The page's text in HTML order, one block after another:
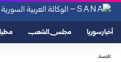
أخبار سوريا مجلس الشعب
اقتصاد